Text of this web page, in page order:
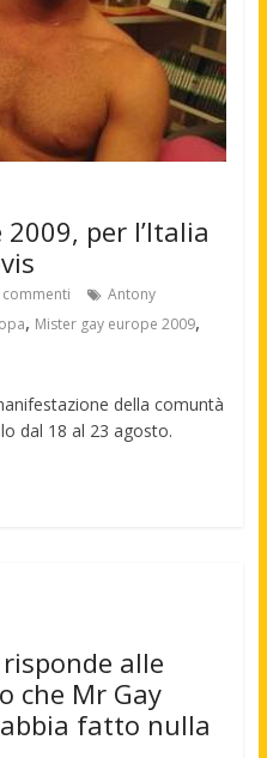
per l’Italia
commenti
Antony
, Mister gay europe 2009,
della comuntà
dal 18 al 23 agosto.
alle
che Mr Gay
fatto nulla